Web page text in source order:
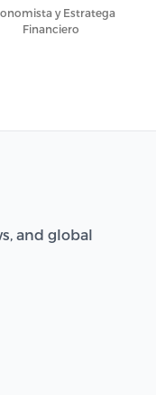
y Estratega
Financiero
and global